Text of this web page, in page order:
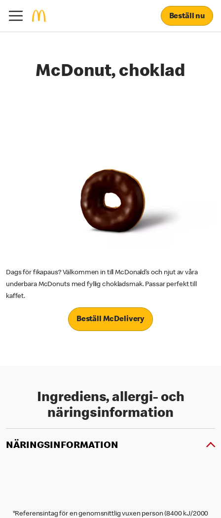
Beställ nu
McDonut, choklad
Dags för fikapaus? Välkommen in till McDonald’s och njut av våra
underbara McDonuts med fyllig chokladsmak. Passar perfekt till
kaffet.
Beställ McDelivery
Ingrediens, allergi- och
näringsinformation
NÄRINGSINFORMATION
*Referensintag för en genomsnittlig vuxen person (8400 kJ/2000